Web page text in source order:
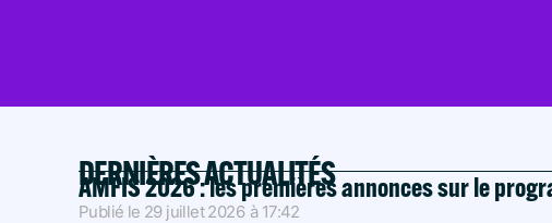
DERNIÈRES ACTUALITÉS
AMFIS 2026 : les premières annonces sur le
Publié le 29 juillet 2026 à 17:42